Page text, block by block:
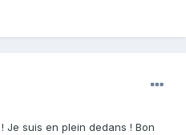
suis en plein dedans ! Bon